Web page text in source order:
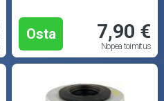
Osta 7,90 €
Nopea toimitus